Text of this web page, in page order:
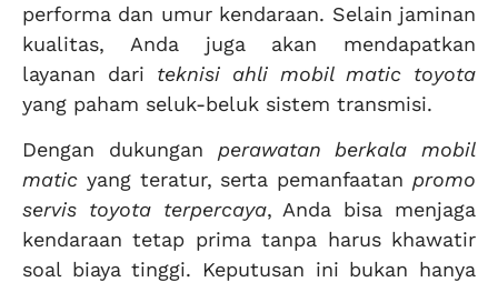
performa dan umur kendaraan. Selain jaminan
kualitas, Anda juga akan mendapatkan
layanan dari teknisi ahli mobil matic toyota
yang paham seluk-beluk sistem transmisi.
Dengan dukungan perawatan berkala mobil
matic yang teratur, serta pemanfaatan promo
servis toyota terpercaya, Anda bisa menjaga
kendaraan tetap prima tanpa harus khawatir
soal biaya tinggi. Keputusan ini bukan hanya